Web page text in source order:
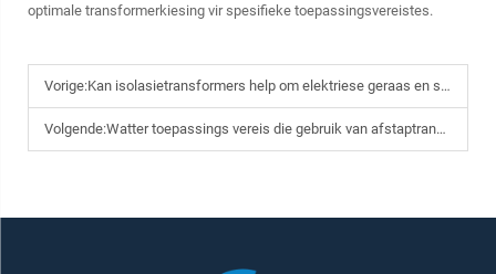
optimale transformerkiesing vir spesifieke toepassingsvereistes.
Vorige:Kan isolasietransformers help om elektriese geraas en steuring te verwyder?
Volgende:Watter toepassings vereis die gebruik van afstaptransformators?